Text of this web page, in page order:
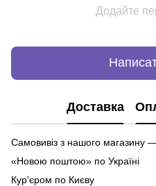
Додайте
Доставка
Самовивіз з нашого магазину
«Новою поштою» по Україні
Кур'єром по Києву